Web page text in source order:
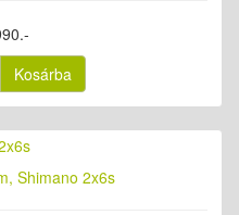
Kosárba
Shimano 2x6s